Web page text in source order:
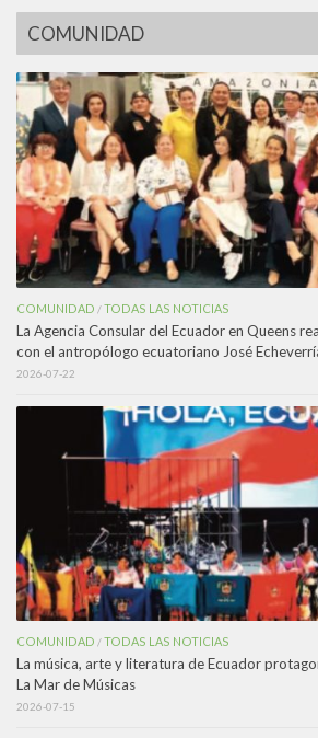
COMUNIDAD
COMUNIDAD /TODAS LAS NOTICIAS
La Agencia Consular del Ecuador en Queens
con el antropólogo ecuatoriano José
2026-07-22
COMUNIDAD /TODAS LAS NOTICIAS
La música, arte y literatura de Ecuador
La Mar de Músicas
2026-07-15